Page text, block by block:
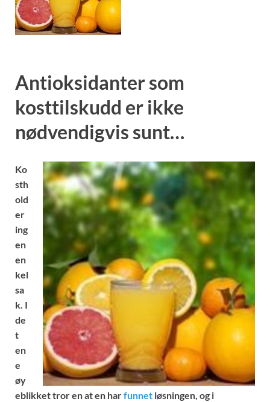
Antioksidanter som
kosttilskudd er ikke
nødvendigvis sunt…
Ko
sth
old
er
ing
en
en
kel
sa
k. I
de
t
en
e
øy
eblikket tror en at en harfunnet løsningen, og i